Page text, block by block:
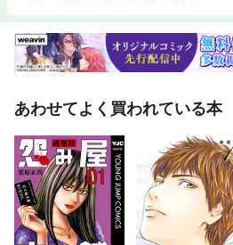
あわせてよく買われている本